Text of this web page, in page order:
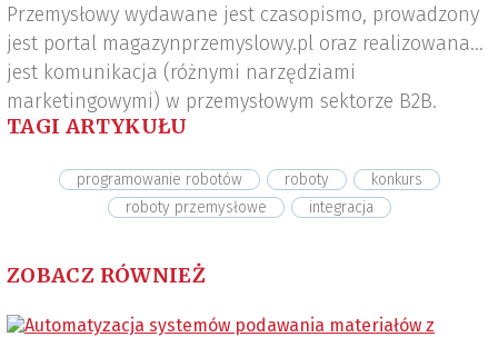
Przemysłowy wydawane jest czasopismo, prowadzony
jest portal magazynprzemyslowy.pl oraz realizowana
jest komunikacja (różnymi narzędziami
marketingowymi) w przemysłowym sektorze B2B.
TAGI ARTYKUŁU
programowanie robotów roboty
konkurs
roboty przemysłowe
integracja
ZOBACZ RÓWNIEŻ